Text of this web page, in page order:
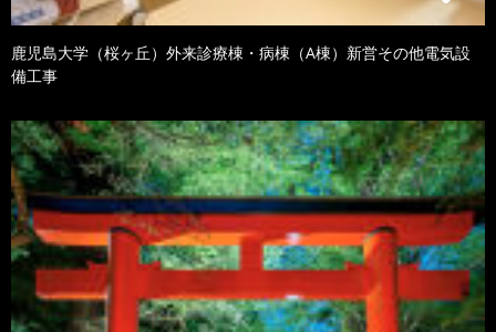
鹿児島大学（桜ヶ丘）外来診療棟・病棟（A棟）新営その他電気設
備工事